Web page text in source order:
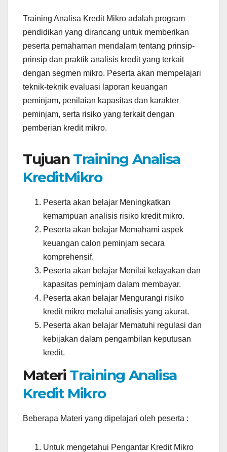
Training Analisa Kredit Mikro adalah program
pendidikan yang dirancang untuk memberikan
peserta pemahaman mendalam tentang prinsip-
prinsip dan praktik analisis kredit yang terkait
dengan segmen mikro. Peserta akan mempelajari
teknik-teknik evaluasi laporan keuangan
peminjam, penilaian kapasitas dan karakter
peminjam, serta risiko yang terkait dengan
pemberian kredit mikro.
Tujuan Training Analisa
KreditMikro
Peserta akan belajar Meningkatkan
kemampuan analisis risiko kredit mikro.
Peserta akan belajar Memahami aspek
keuangan calon peminjam secara
komprehensif.
Peserta akan belajar Menilai kelayakan dan
kapasitas peminjam dalam membayar.
Peserta akan belajar Mengurangi risiko
kredit mikro melalui analisis yang akurat.
Peserta akan belajar Mematuhi regulasi dan
kebijakan dalam pengambilan keputusan
kredit.
Materi Training Analisa
Kredit Mikro
Beberapa Materi yang dipelajari oleh peserta :
Untuk mengetahui Pengantar Kredit Mikro